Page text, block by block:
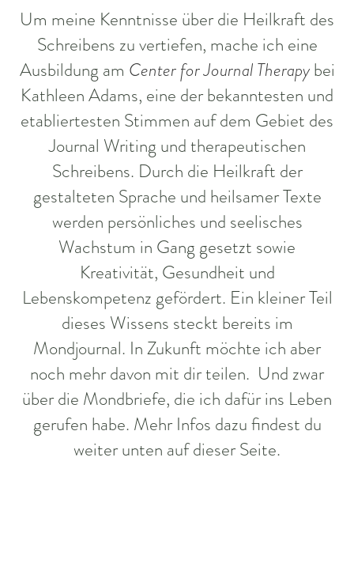
Um meine Kenntnisse über die Heilkraft des
Schreibens zu vertiefen, mache ich eine
Ausbildung am Center for Journal Therapy bei
Kathleen Adams, eine der bekanntesten und
etabliertesten Stimmen auf dem Gebiet des
Journal Writing und therapeutischen
Schreibens. Durch die Heilkraft der
gestalteten Sprache und heilsamer Texte
werden persönliches und seelisches
Wachstum in Gang gesetzt sowie
Kreativität, Gesundheit und
Lebenskompetenz gefördert. Ein kleiner Teil
dieses Wissens steckt bereits im
Mondjournal. In Zukunft möchte ich aber
noch mehr davon mit dir teilen. Und zwar
über die Mondbriefe, die ich dafür ins Leben
gerufen habe. Mehr Infos dazu findest du
weiter unten auf dieser Seite.